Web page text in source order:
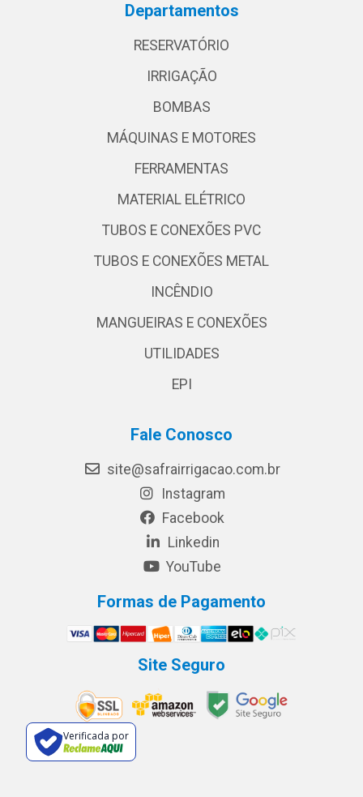
Departamentos
RESERVATÓRIO
IRRIGAÇÃO
BOMBAS
MÁQUINAS E MOTORES
FERRAMENTAS
MATERIAL ELÉTRICO
TUBOS E CONEXÕES PVC
TUBOS E CONEXÕES METAL
INCÊNDIO
MANGUEIRAS E CONEXÕES
UTILIDADES
EPI
Fale Conosco
site@safrairrigacao.com.br
Instagram
Facebook
Linkedin
YouTube
Formas de Pagamento
Site Seguro
Verificada por